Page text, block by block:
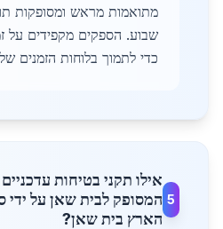
מתואמות מראש ומסופקות
שבוע. הספקים מקפידים על
כדי לתמוך בלוחות הזמנים
5
אילו תקני בטיחות
המסופק לבית שאן על ידי
הארץ בית שאן?